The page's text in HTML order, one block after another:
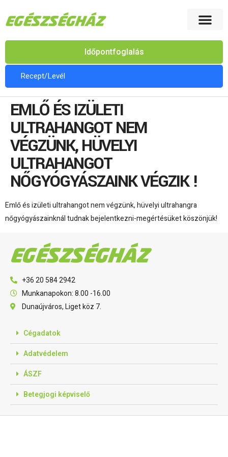
Időpontfoglalás
Recept/Levél
EMLŐ ÉS IZÜLETI
ULTRAHANGOT NEM
VÉGZÜNK, HÜVELYI
ULTRAHANGOT
NŐGYÓGYÁSZAINK VÉGZIK !
Emlő és izületi ultrahangot nem végzünk, hüvelyi ultrahangra
nőgyógyászainknál tudnak bejelentkezni-megértésüket köszönjük!
+36 20 584 2942
Munkanapokon: 8.00 -16.00
Dunaújváros, Liget köz 7.
Cégadatok
Adatvédelem
ÁSZF
Betegjogi képviselő